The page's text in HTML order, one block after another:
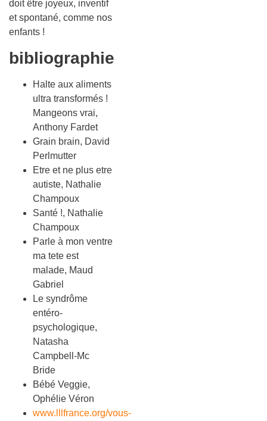
doit être joyeux, inventif
et spontané, comme nos
enfants !
bibliographie
Halte aux aliments
ultra transformés !
Mangeons vrai,
Anthony Fardet
Grain brain, David
Perlmutter
Etre et ne plus etre
autiste, Nathalie
Champoux
Santé !, Nathalie
Champoux
Parle à mon ventre
ma tete est
malade, Maud
Gabriel
Le syndrôme
entéro-
psychologique,
Natasha
Campbell-Mc
Bride
Bébé Veggie,
Ophélie Véron
www.lllfrance.org/vous-